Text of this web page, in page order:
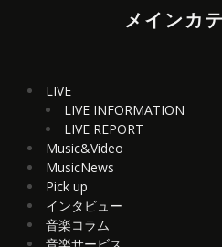
メインカ
LIVE
LIVE INFORMATION
LIVE REPORT
Music&Video
MusicNews
Pick up
インタビュー
音楽コラム